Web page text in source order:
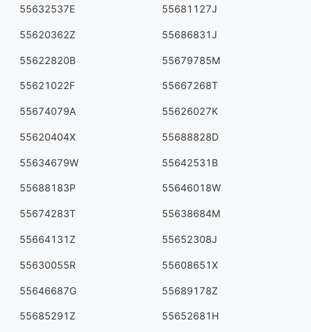
55632537E 55681127J
55620362Z 55686831J
55622820B 55679785M
55621022F 55667268T
55674079A 55626027K
55620404X 55688828D
55634679W 55642531B
55688183P 55646018W
55674283T 55638684M
55664131Z 55652308J
55630055R 55608651X
55646687G 55689178Z
55685291Z 55652681H